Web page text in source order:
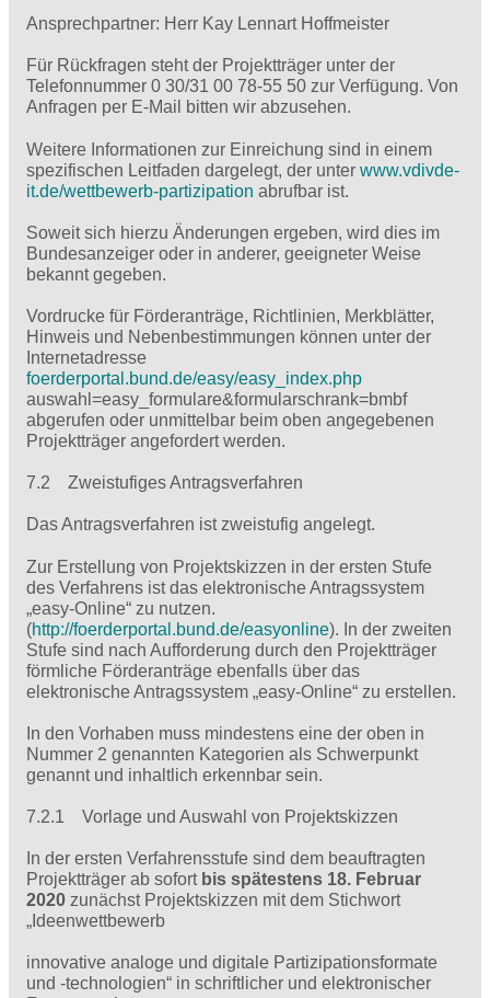
Ansprechpartner: Herr Kay Lennart Hoffmeister
Für Rückfragen steht der Projektträger unter der
Telefonnummer 0 30/31 00 78-55 50 zur Verfügung. Von
Anfragen per E-Mail bitten wir abzusehen.
Weitere Informationen zur Einreichung sind in einem
spezifischen Leitfaden dargelegt, der unter www.vdivde-
it.de/wettbewerb-partizipation abrufbar ist.
Soweit sich hierzu Änderungen ergeben, wird dies im
Bundesanzeiger oder in anderer, geeigneter Weise
bekannt gegeben.
Vordrucke für Förderanträge, Richtlinien, Merkblätter,
Hinweis und Nebenbestimmungen können unter der
Internetadresse
foerderportal.bund.de/easy/easy_index.php
auswahl=easy_formulare&formularschrank=bmbf
abgerufen oder unmittelbar beim oben angegebenen
Projektträger angefordert werden.
7.2 Zweistufiges Antragsverfahren
Das Antragsverfahren ist zweistufig angelegt.
Zur Erstellung von Projektskizzen in der ersten Stufe
des Verfahrens ist das elektronische Antragssystem
„easy-Online“ zu nutzen.
(http://foerderportal.bund.de/easyonline). In der zweiten
Stufe sind nach Aufforderung durch den Projektträger
förmliche Förderanträge ebenfalls über das
elektronische Antragssystem „easy-Online“ zu erstellen.
In den Vorhaben muss mindestens eine der oben in
Nummer 2 genannten Kategorien als Schwerpunkt
genannt und inhaltlich erkennbar sein.
7.2.1 Vorlage und Auswahl von Projektskizzen
In der ersten Verfahrensstufe sind dem beauftragten
Projektträger ab sofort bis spätestens 18. Februar
2020 zunächst Projektskizzen mit dem Stichwort
„Ideenwettbewerb
innovative analoge und digitale Partizipationsformate
und -technologien“ in schriftlicher und elektronischer